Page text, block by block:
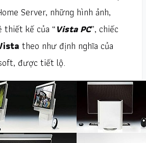
Server, những hình ảnh,
kế của “Vista PC”, chiếc
theo như định nghĩa của
được tiết lộ.